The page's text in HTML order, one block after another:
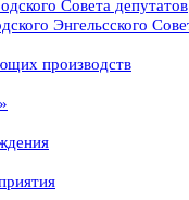
Совета депутатов
Энгельсского
производств